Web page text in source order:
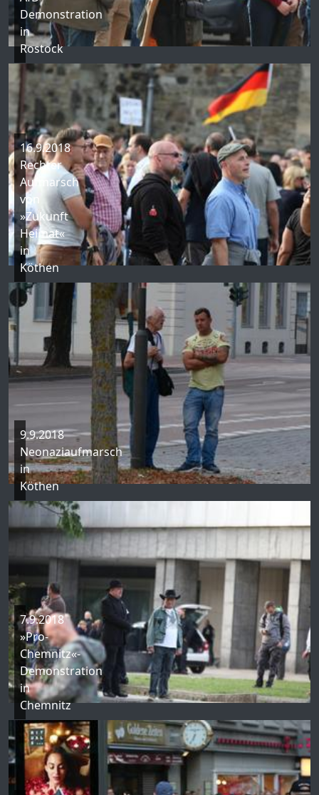
Demonstration
in
Rostock
16.9.2018
Rechter
Aufmarsch
von
»Zukunft
Heimat«
in
Köthen
9.9.2018
Neonaziaufmarsch
in
Köthen
7.9.2018
»Pro-
Chemnitz«-
Demonstration
in
Chemnitz